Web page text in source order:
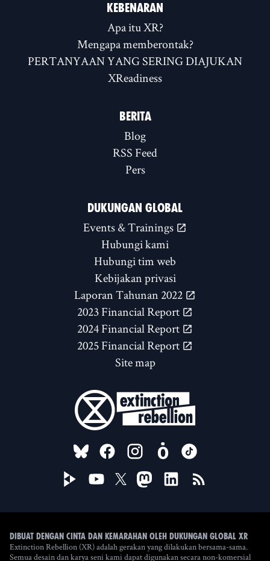
KEBENARAN
Apa itu XR?
Mengapa memberontak?
PERTANYAAN YANG SERING DIAJUKAN
XReadiness
BERITA
Blog
RSS Feed
Pers
DUKUNGAN GLOBAL
Events & Trainings
Hubungi kami
Hubungi tim web
Kebijakan privasi
Laporan Tahunan 2022
2023 Financial Report
2024 Financial Report
2025 Financial Report
Site map
FOLLOW US ON
Dibuat dengan cinta dan kemarahan oleh Dukungan Global XR
Extinction Rebellion (XR) adalah gerakan yang dilakukan bersama-sama.
Semua desain dan karya seni kami dapat digunakan secara non-komersial